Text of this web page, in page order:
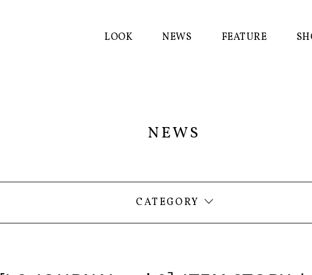
LOOK NEWS FEATURE
NEWS
CATEGORY
ITEM RECOMMEND
NEWS